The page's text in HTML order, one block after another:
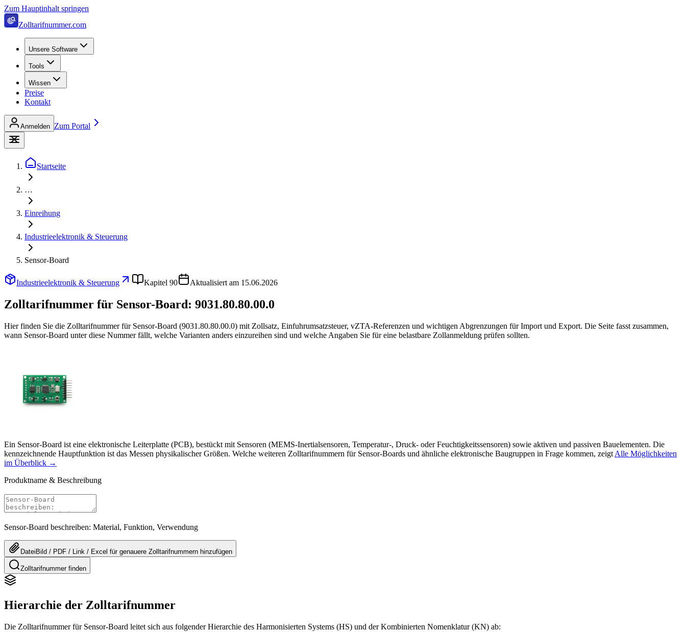
Zum Hauptinhalt springen
Zolltarifnummer.com
Unsere Software
Tools
Wissen
Preise
Kontakt
Anmelden Zum Portal
Startseite
…
Einreihung
Industrieelektronik & Steuerung
Sensor-Board
Industrieelektronik & Steuerung Kapitel 90 Aktualisiert am 15.06.2026
Zolltarifnummer für Sensor-Board: 9031.80.80.00.0
Hier finden Sie die Zolltarifnummer für Sensor-Board (9031.80.80.00.0) mit Zollsatz, Einfuhrumsatzsteuer, vZTA-Referenzen und wichtigen Abgrenzungen für Import und Export. Die Seite fasst zusammen,
wann Sensor-Board unter diese Nummer fällt, welche Varianten anders einzureihen sind und welche Angaben Sie für eine belastbare Zollanmeldung prüfen sollten.
Ein Sensor-Board ist eine elektronische Leiterplatte (PCB), bestückt mit Sensoren (MEMS-Inertialsensoren, Temperatur-, Druck- oder Feuchtigkeitssensoren) sowie aktiven und passiven Bauelementen. Die
kennzeichnende Hauptfunktion ist das Messen physikalischer Größen. Welche weiteren Zolltarifnummern für Sensor-Boards und ähnliche elektronische Baugruppen in Frage kommen, zeigt Alle Möglichkeiten
im Überblick →
Produktname & Beschreibung
Sensor-Board beschreiben: Material, Funktion, Verwendung
Datei Bild / PDF / Link / Excel für genauere Zolltarifnummern hinzufügen
Zolltarifnummer finden
Hierarchie der Zolltarifnummer
Die Zolltarifnummer für Sensor-Board leitet sich aus folgender Hierarchie des Harmonisierten Systems (HS) und der Kombinierten Nomenklatur (KN) ab: